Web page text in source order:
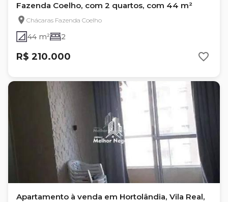
Fazenda Coelho, com 2 quartos, com 44 m²
Chácaras Fazenda Coelho
44 m² 2
R$ 210.000
Apartamento à venda em Hortolândia, Vila Real,